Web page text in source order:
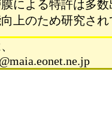
変換特性も可能
による特許は多数
上のため研究さ